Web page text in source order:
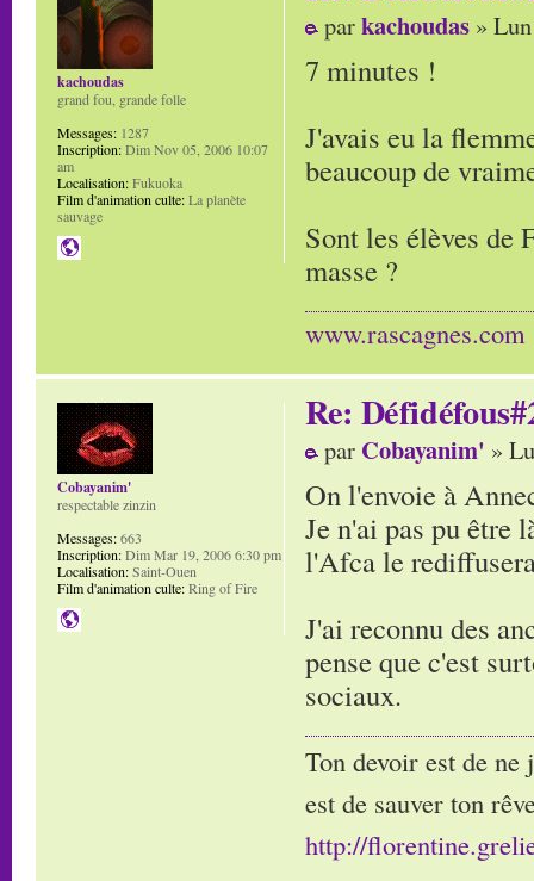
parkachoudas »
7 minutes !
J'avais eu la
beaucoup de
Sont les élèves de
masse ?
www.rascagnes.com
kachoudas
grand fou, grande folle
Messages: 1287
Inscription:Dim Nov 05, 2006 10:07
am
Localisation:Fukuoka
Film d'animation culte:La planète
sauvage
Re:
par Cobayanim' »
On l'envoie à
Je n'ai pas pu être
l'Afca le
J'ai reconnu des
pense que c'est
sociaux.
Ton devoir est de
est de sauver ton
http://
Cobayanim'
respectable zinzin
Messages:663
Inscription:Dim Mar 19, 2006 6:30 pm
Localisation:Saint-Ouen
Film d'animation culte:Ring of Fire